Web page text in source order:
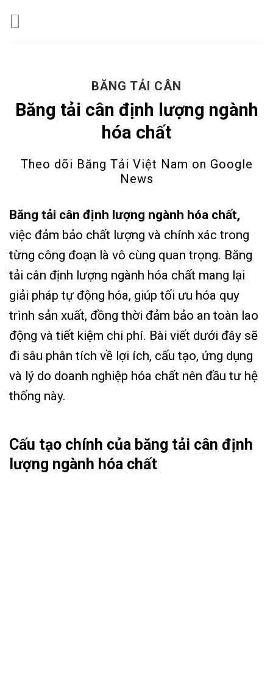
BĂNG TẢI CÂN
Băng tải cân định lượng ngành
hóa chất
Theo dõi Băng Tải Việt Nam on Google
News
Băng tải cân định lượng ngành hóa chất,
việc đảm bảo chất lượng và chính xác trong
từng công đoạn là vô cùng quan trọng. Băng
tải cân định lượng ngành hóa chất mang lại
giải pháp tự động hóa, giúp tối ưu hóa quy
trình sản xuất, đồng thời đảm bảo an toàn lao
động và tiết kiệm chi phí. Bài viết dưới đây sẽ
đi sâu phân tích về lợi ích, cấu tạo, ứng dụng
và lý do doanh nghiệp hóa chất nên đầu tư hệ
thống này.
Cấu tạo chính của băng tải cân định
lượng ngành hóa chất